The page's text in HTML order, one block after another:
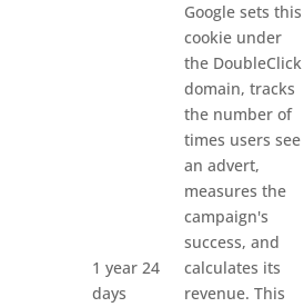
1 year 24
days
Google sets this
cookie under
the DoubleClick
domain, tracks
the number of
times users see
an advert,
measures the
campaign's
success, and
calculates its
revenue. This